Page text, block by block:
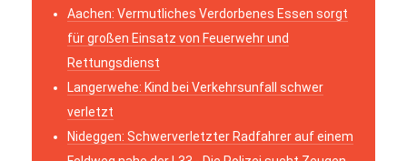
Aachen: Vermutliches Verdorbenes Essen sorgt
für großen Einsatz von Feuerwehr und
Rettungsdienst
Langerwehe: Kind bei Verkehrsunfall schwer
verletzt
Nideggen: Schwerverletzter Radfahrer auf einem